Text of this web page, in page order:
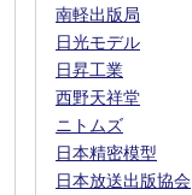
南軽出版局
日光モデル
日昇工業
西野天祥堂
ニトムズ
日本精密模型
日本放送出版協会